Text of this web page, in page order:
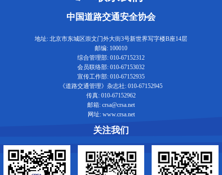
中国道路交通安全协会
地址: 北京市东城区崇文门外大街3号新世界写字楼B座14层
邮编: 100010
综合管理部: 010-67152312
会员联络部: 010-67153032
宣传工作部: 010-67152935
《道路交通管理》杂志社: 010-67152945
传真: 010-67152962
邮箱: crsa@crsa.net
网址: www.crsa.net
关注我们